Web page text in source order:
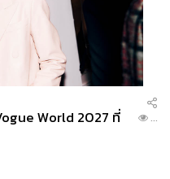
World 2027 ที่
...